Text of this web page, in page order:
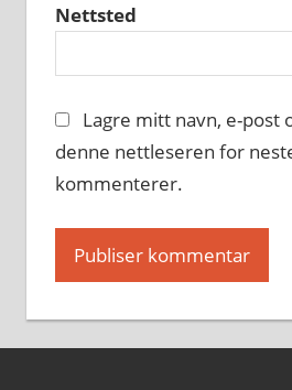
Nettsted
Lagre mitt navn, e-post
denne nettleseren for
kommenterer.